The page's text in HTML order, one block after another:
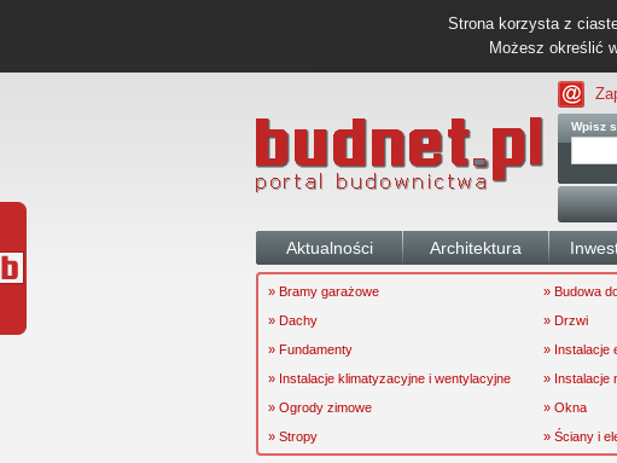
Strona korzysta z
Możesz określić
Wpisz
Aktualności Architektura
» Bramy garażowe » Budowa
» Dachy
» Drzwi
» Fundamenty
» Instalacje
» Instalacje klimatyzacyjne i wentylacyjne
» Instalacje
» Ogrody zimowe
» Okna
» Stropy
» Ściany i